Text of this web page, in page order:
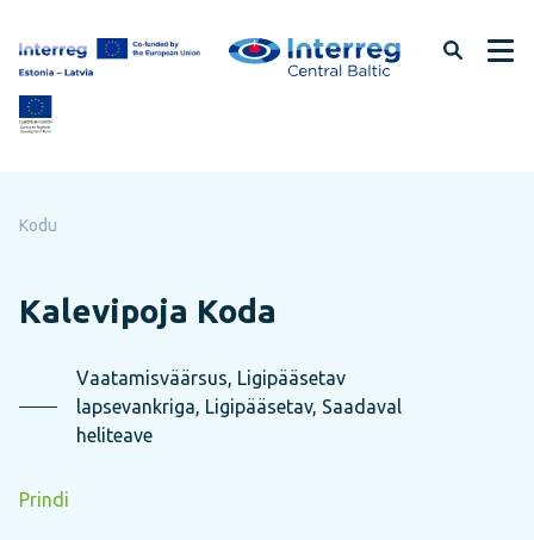
lehe
sisu
vahele
Kodu
Kalevipoja Koda
Vaatamisväärsus, Ligipääsetav
lapsevankriga, Ligipääsetav, Saadaval
heliteave
Prindi